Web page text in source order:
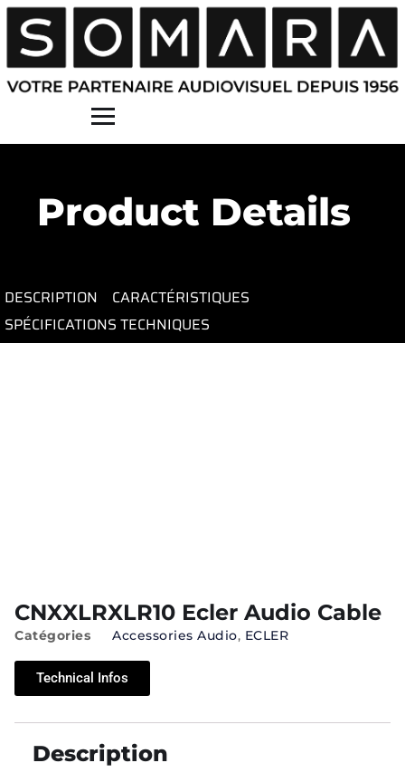
Product Details
DESCRIPTION
CARACTÉRISTIQUES
SPÉCIFICATIONS TECHNIQUES
CNXXLRXLR10 Ecler Audio Cable
Catégories Accessories Audio, ECLER
Technical Infos
Description